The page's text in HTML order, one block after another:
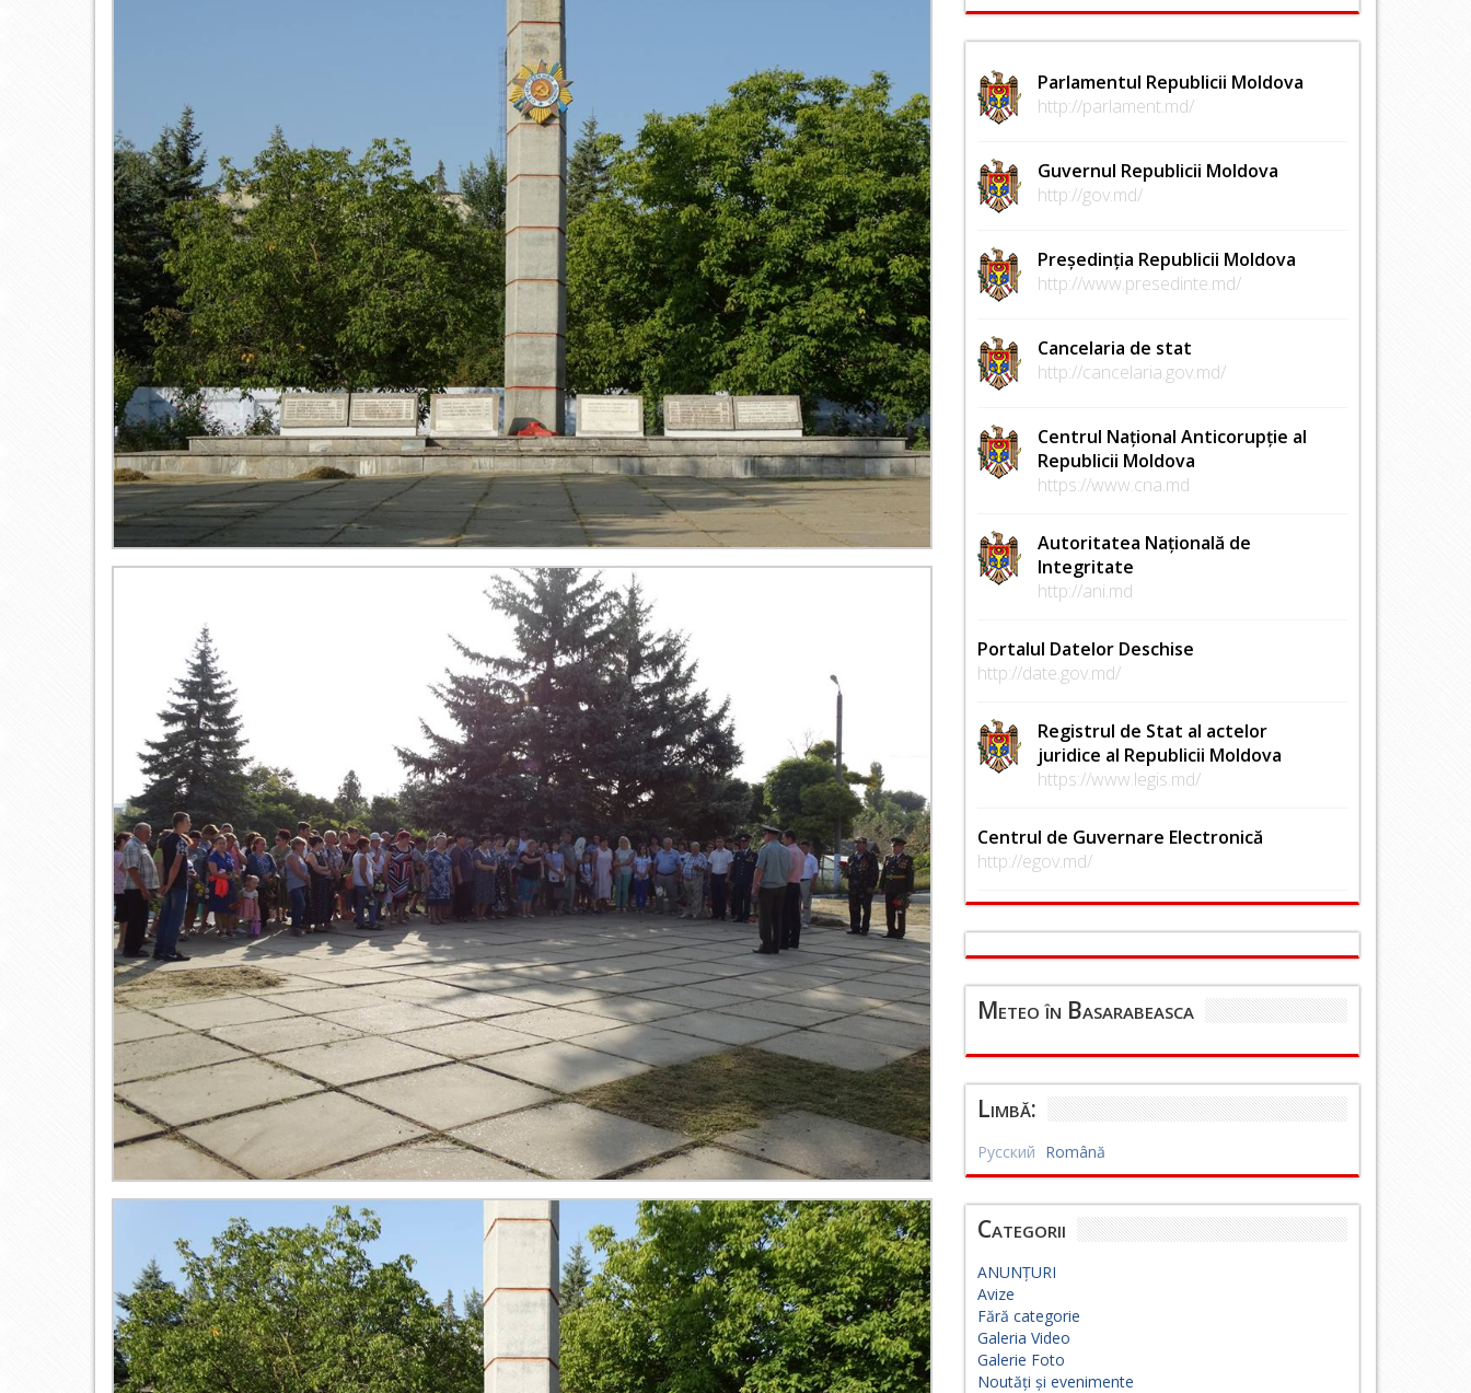
Parlamentul Republicii Moldova
http://parlament.md/
Guvernul Republicii Moldova
http://gov.md/
Președinția Republicii Moldova
http://www.presedinte.md/
Cancelaria de stat
http://cancelaria.gov.md/
Centrul Național Anticorupție al
Republicii Moldova
https://www.cna.md
Autoritatea Națională de
Integritate
http://ani.md
Portalul Datelor Deschise
http://date.gov.md/
Registrul de Stat al actelor
juridice al Republicii Moldova
https://www.legis.md/
Centrul de Guvernare Electronică
http://egov.md/
Meteo în Basarabeasca
Limbă:
Русский Română
Categorii
ANUNȚURI
Avize
Fără categorie
Galeria Video
Galerie Foto
Noutăți și evenimente